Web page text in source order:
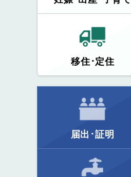
移住･定住
届出･証明